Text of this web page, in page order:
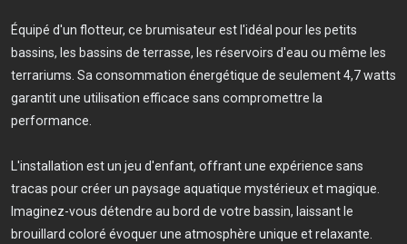
Équipé d'un flotteur, ce brumisateur est l'idéal pour les petits
bassins, les bassins de terrasse, les réservoirs d'eau ou même les
terrariums. Sa consommation énergétique de seulement 4,7 watts
garantit une utilisation efficace sans compromettre la
performance.
L'installation est un jeu d'enfant, offrant une expérience sans
tracas pour créer un paysage aquatique mystérieux et magique.
Imaginez-vous détendre au bord de votre bassin, laissant le
brouillard coloré évoquer une atmosphère unique et relaxante.